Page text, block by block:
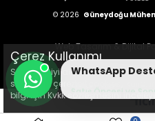
WhatsApp
Uzman Ekibimiz
© 2026 Güneydoğu
Web Tasarım & Dijital
Çerez Kullanımı
Sizlere en iyi alışveriş deneyimini
sitemizde çerezler(cookies)
bilgi için Kvkk sözleşmesini